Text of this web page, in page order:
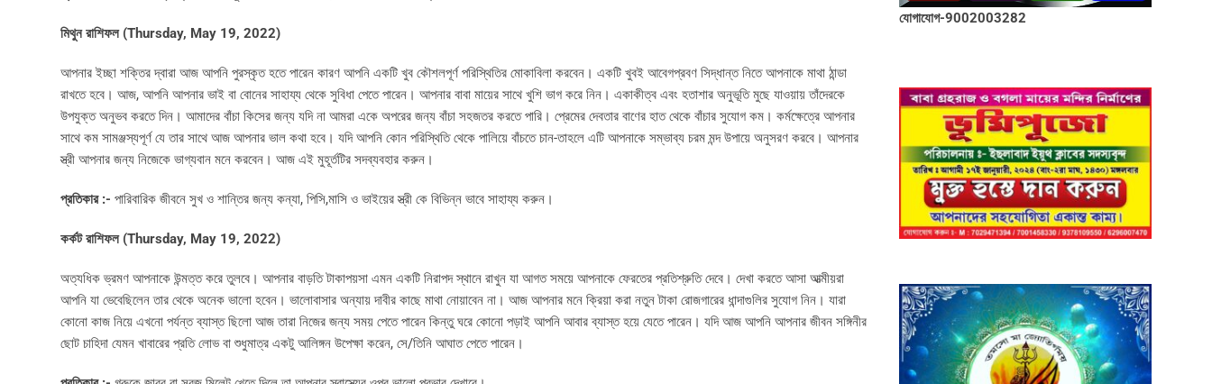
মিথুন রাশিফল (Thursday, May 19, 2022)
আপনার ইচ্ছা শক্তির দ্বারা আজ আপনি পুরস্কৃত হতে পারেন কারণ আপনি একটি খুব কৌশলপূর্ণ পরিস্থিতির মোকাবিলা করবেন। একটি খুবই আবেগপ্রবণ সিদ্ধান্ত নিতে আপনাকে মাথা ঠান্ডা
রাখতে হবে। আজ, আপনি আপনার ভাই বা বোনের সাহায্য থেকে সুবিধা পেতে পারেন। আপনার বাবা মায়ের সাথে খুশি ভাগ করে নিন। একাকীত্ব এবং হতাশার অনুভূতি মুছে যাওয়ায় তাঁদেরকে
উপযুক্ত অনুভব করতে দিন। আমাদের বাঁচা কিসের জন্য যদি না আমরা একে অপরের জন্য বাঁচা সহজতর করতে পারি। প্রেমের দেবতার বাণের হাত থেকে বাঁচার সুযোগ কম। কর্মক্ষেত্রে আপনার
সাথে কম সামঞ্জস্যপূর্ণ যে তার সাথে আজ আপনার ভাল কথা হবে। যদি আপনি কোন পরিস্থিতি থেকে পালিয়ে বাঁচতে চান-তাহলে এটি আপনাকে সম্ভাব্য চরম মন্দ উপায়ে অনুসরণ করবে। আপনার
স্ত্রী আপনার জন্য নিজেকে ভাগ্যবান মনে করবেন। আজ এই মুহূর্তটির সদব্যবহার করুন।
প্রতিকার :- পারিবারিক জীবনে সুখ ও শান্তির জন্য কন্যা, পিসি,মাসি ও ভাইয়ের স্ত্রী কে বিভিন্ন ভাবে সাহায্য করুন।
কর্কট রাশিফল (Thursday, May 19, 2022)
অত্যধিক ভ্রমণ আপনাকে উন্মত্ত করে তুলবে। আপনার বাড়তি টাকাপয়সা এমন একটি নিরাপদ স্থানে রাখুন যা আগত সময়ে আপনাকে ফেরতের প্রতিশ্রুতি দেবে। দেখা করতে আসা আত্মীয়রা
আপনি যা ভেবেছিলেন তার থেকে অনেক ভালো হবেন। ভালোবাসার অন্যায় দাবীর কাছে মাথা নোয়াবেন না। আজ আপনার মনে ক্রিয়া করা নতুন টাকা রোজগারের ধান্দাগুলির সুযোগ নিন। যারা
কোনো কাজ নিয়ে এখনো পর্যন্ত ব্যাস্ত ছিলো আজ তারা নিজের জন্য সময় পেতে পারেন কিন্তু ঘরে কোনো পড়াই আপনি আবার ব্যাস্ত হয়ে যেতে পারেন। যদি আজ আপনি আপনার জীবন সঙ্গিনীর
ছোট চাহিদা যেমন খাবারের প্রতি লোভ বা শুধুমাত্র একটু আলিঙ্গন উপেক্ষা করেন, সে/তিনি আঘাত পেতে পারেন।
যোগাযোগ-9002003282